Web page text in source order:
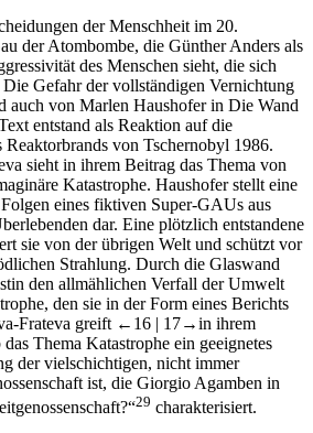
der Menschheit im 20.
der Atombombe, die Günther Anders als
des Menschen sieht, die sich
Die Gefahr der vollständigen Vernichtung
auch von Marlen Haushofer in Die Wand
entstand als Reaktion auf die
Reaktorbrands von Tschernobyl 1986.
sieht in ihrem Beitrag das Thema von
Katastrophe. Haushofer stellt eine
eines fiktiven Super-GAUs aus
dar. Eine plötzlich entstandene
sie von der übrigen Welt und schützt vor
Strahlung. Durch die Glaswand
den allmählichen Verfall der Umwelt
den sie in der Form eines Berichts
Frateva greift ←16 | 17→in ihrem
Thema Katastrophe ein geeignetes
der vielschichtigen, nicht immer
ist, die Giorgio Agamben in
29 charakterisiert.